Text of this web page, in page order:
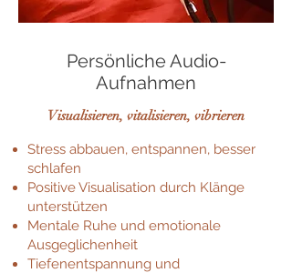
Persönliche Audio-
Aufnahmen
Visualisieren, vitalisieren, vibrieren
Stress abbauen, entspannen, besser
schlafen
Positive Visualisation durch Klänge
unterstützen
Mentale Ruhe und emotionale
Ausgeglichenheit
Tiefenentspannung und